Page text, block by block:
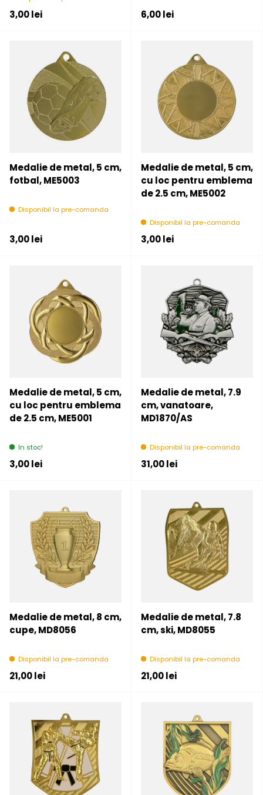
Pret initial
3,00 lei Pret initial
6,00 lei
Medalie de metal, 5 cm,
fotbal, ME5003
Disponibil la pre-comanda
Pret initial
3,00 lei
Medalie de metal, 5 cm,
cu loc pentru emblema
de 2.5 cm, ME5002
Disponibil la pre-comanda
Pret initial
3,00 lei
Medalie de metal, 5 cm,
cu loc pentru emblema
de 2.5 cm, ME5001
In stoc!
Pret initial
3,00 lei
Medalie de metal, 7.9
cm, vanatoare,
MD1870/AS
Disponibil la pre-comanda
Pret initial
31,00 lei
Medalie de metal, 8 cm,
cupe, MD8056
Disponibil la pre-comanda
Pret initial
21,00 lei
Medalie de metal, 7.8
cm, ski, MD8055
Disponibil la pre-comanda
Pret initial
21,00 lei